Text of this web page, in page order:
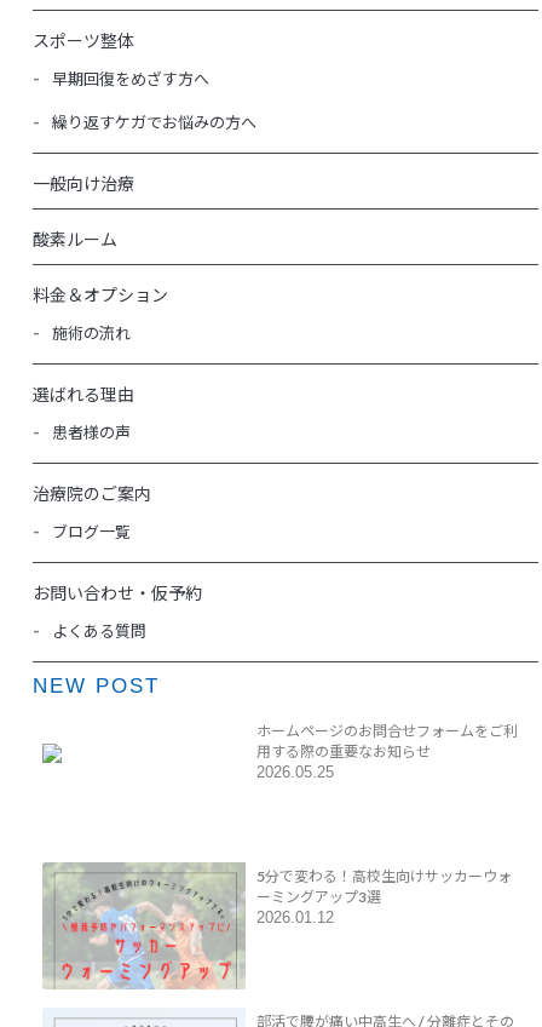
スポーツ整体
早期回復をめざす方へ
繰り返すケガでお悩みの方へ
一般向け治療
酸素ルーム
料金＆オプション
施術の流れ
選ばれる理由
患者様の声
治療院のご案内
ブログ一覧
お問い合わせ・仮予約
よくある質問
NEW POST
ホームページのお問合せフォームをご利
用する際の重要なお知らせ
2026.05.25
5分で変わる！高校生向けサッカーウォ
ーミングアップ3選
2026.01.12
部活で腰が痛い中高生へ / 分離症とその